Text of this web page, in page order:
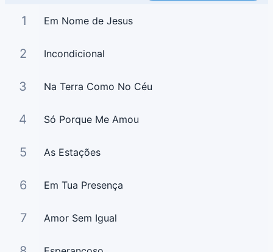
1 Em Nome de Jesus
2 Incondicional
3 Na Terra Como No Céu
4 Só Porque Me Amou
5 As Estações
6 Em Tua Presença
7 Amor Sem Igual